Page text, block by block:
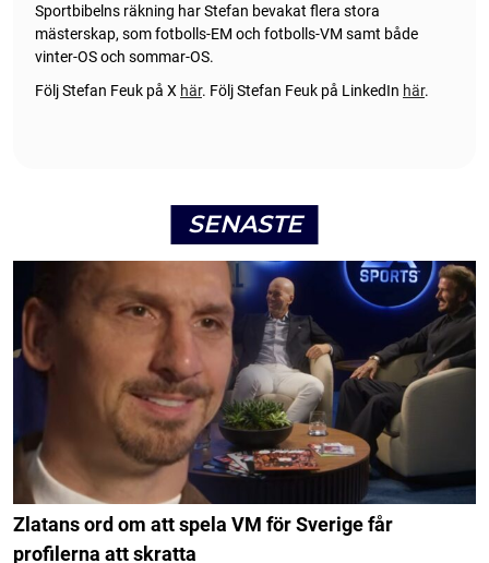
Sportbibelns räkning har Stefan bevakat flera stora
mästerskap, som fotbolls-EM och fotbolls-VM samt både
vinter-OS och sommar-OS.
Följ Stefan Feuk på X här. Följ Stefan Feuk på LinkedIn här.
SENASTE
Zlatans ord om att spela VM för Sverige får
profilerna att skratta